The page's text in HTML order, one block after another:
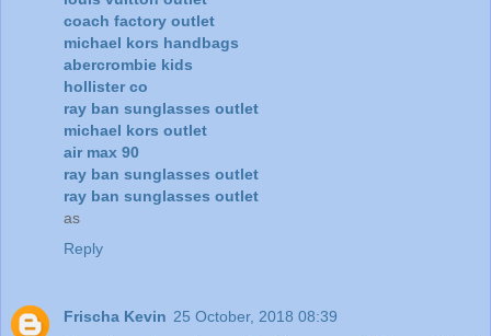
coach factory outlet
michael kors handbags
abercrombie kids
hollister co
ray ban sunglasses outlet
michael kors outlet
air max 90
ray ban sunglasses outlet
ray ban sunglasses outlet
as
Reply
Frischa Kevin 25 October, 2018 08:39